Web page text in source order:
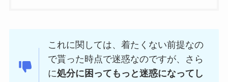
これに関しては、着たくない前提なの
で貰った時点で迷惑なのですが、さら
に処分に困ってもっと迷惑になってし